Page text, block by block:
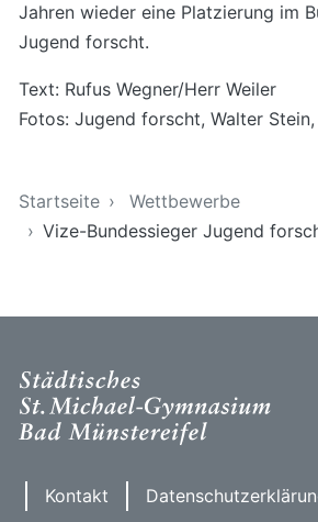
Jahren wieder eine Platzierung im
Jugend forscht.
Text: Rufus Wegner/Herr Weiler
Fotos: Jugend forscht, Walter
Startseite
Wettbewerbe
Vize-Bundessieger Jugend
Kontakt